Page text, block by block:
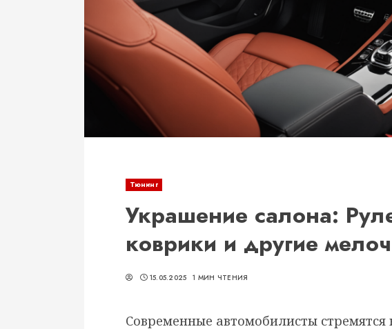
Тюнинг
Украшение салона:
коврики и другие
15.05.2025 1 МИН ЧТЕНИЯ
Современные автомобилисты